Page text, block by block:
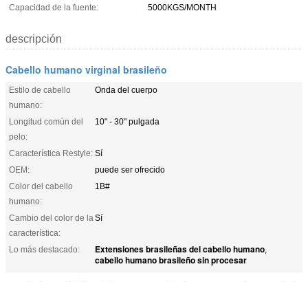
Capacidad de la fuente:
5000KGS/MONTH
descripción
Cabello humano virginal brasileño
Estilo de cabello
humano:
Onda del cuerpo
Longitud común del
pelo:
10" - 30" pulgada
Característica Restyle: Sí
OEM:
puede ser ofrecido
Color del cabello
humano:
1B#
Cambio del color de la
característica:
Sí
Lo más destacado: Extensiones brasileñas del cabello humano,
cabello humano brasileño sin procesar